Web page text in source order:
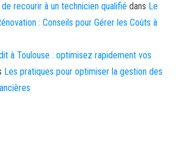
recourir à un technicien qualifié dans Le
: Conseils pour Gérer les Coûts à
à Toulouse : optimisez rapidement vos
Les pratiques pour optimiser la gestion des